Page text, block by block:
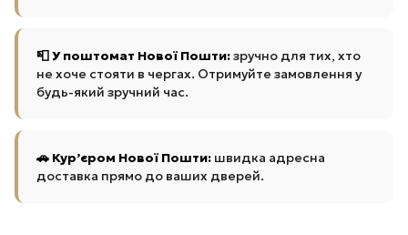
📮 У поштомат Нової Пошти:зручно для тих, хто
не хоче стояти в чергах. Отримуйте замовлення у
будь-який зручний час.
🚗 Кур’єром Нової Пошти: швидка адресна
доставка прямо до ваших дверей.